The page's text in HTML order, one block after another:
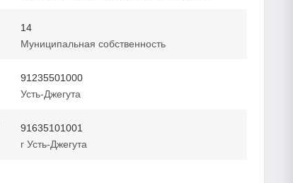
14
Муниципальная собственность
91235501000
Усть-Джегута
91635101001
г Усть-Джегута